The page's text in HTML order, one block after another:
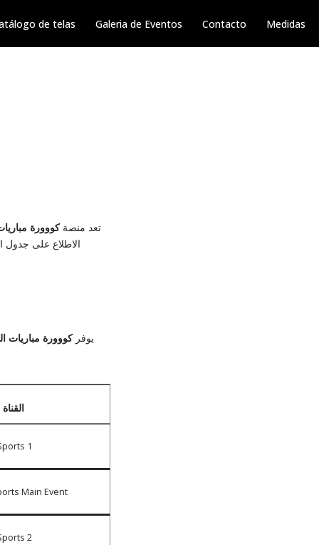
de telas Galeria de Eventos Contacto Medidas
تعد منصةكووورة
الاطلاع على جدول
يوفركووورة مباريات
1
Main Event
2